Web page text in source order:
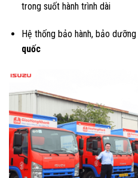
trong suốt hành trình dài
Hệ thống bảo hành, bảo dưỡng
quốc